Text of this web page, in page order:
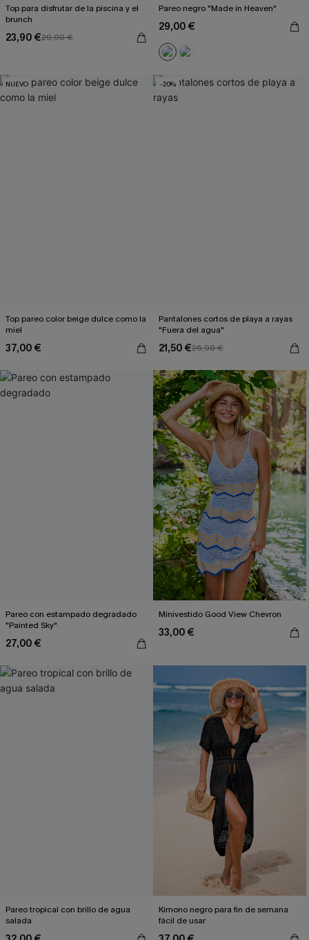
Top para disfrutar de la piscina y el
brunch
23,90 €29,90 €
Pareo negro "Made in Heaven"
29,00 €
NUEVO
Top pareo color beige dulce como la
miel
37,00 €
-20%
Pantalones cortos de playa a rayas
"Fuera del agua"
21,50 €26,90 €
Pareo con estampado degradado
"Painted Sky"
27,00 €
Minivestido Good View Chevron
33,00 €
Pareo tropical con brillo de agua
salada
Kimono negro para fin de semana
fácil de usar